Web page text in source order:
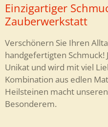
Einzigartiger
Zauberwerkstatt
Verschönern Sie Ihren
handgefertigten Schmuck!
Unikat und wird mit viel
Kombination aus edlen
Heilsteinen macht
Besonderem.